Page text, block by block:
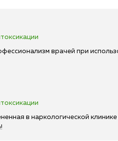
врачей при
в наркологической